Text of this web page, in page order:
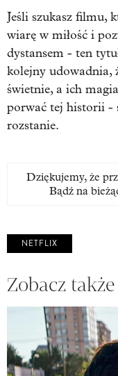
Jeśli szukasz
wiarę w miłość i
dystansem - ten
kolejny udowadnia,
świetnie, a ich
porwać tej historii -
rozstanie.
Dziękujemy, że
Bądź na
NETFLIX
Zobacz także